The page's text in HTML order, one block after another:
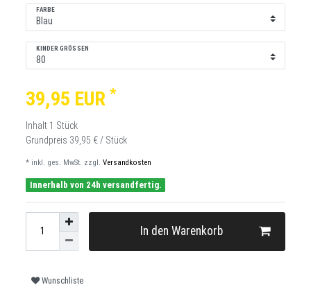
FARBE
KINDER GRÖSSEN
39,95 EUR *
Inhalt 1 Stück
Grundpreis 39,95 € / Stück
* inkl. ges. MwSt. zzgl. Versandkosten
Innerhalb von 24h versandfertig.
In den Warenkorb
Wunschliste